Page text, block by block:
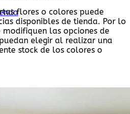
flores o colores puede
disponibles de tienda. Por lo
las opciones de
elegir al realizar una
stock de los colores o